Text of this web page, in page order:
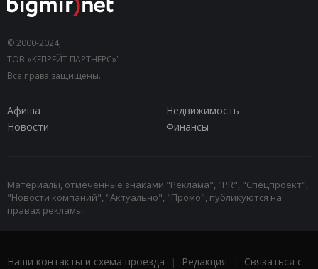
© 2000-2024,
ТОВ «КЕПРЕЙТ ПАРТНЕРС»".
Все права защищены.
Афиша
Недвижимость
Новости
Финансы
Материалы, отмеченные знаками "Реклама", "PR", "Спецпроект",
"Новости компаний", "Актуально", "Промо", публикуются на
правах рекламы.
Наши контакты и схема проезда | Редакция | Связаться с